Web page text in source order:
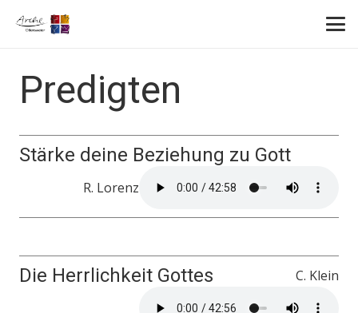
Predigten
Stärke deine Beziehung zu Gott
R. Lorenz
Die Herrlichkeit Gottes C. Klein